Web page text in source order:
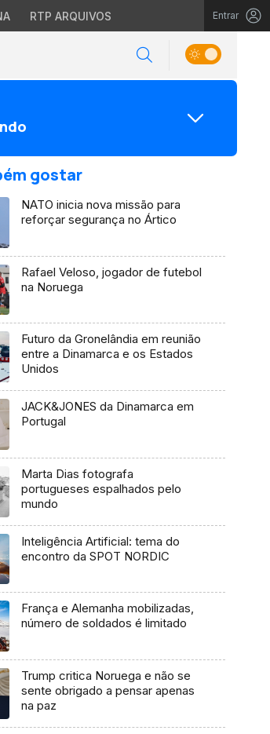
RTP ARQUIVOS Entrar
gostar
NATO inicia nova missão para
reforçar segurança no Ártico
Rafael Veloso, jogador de futebol
na Noruega
Futuro da Gronelândia em reunião
entre a Dinamarca e os Estados
Unidos
JACK&JONES da Dinamarca em
Portugal
Marta Dias fotografa
portugueses espalhados pelo
mundo
Inteligência Artificial: tema do
encontro da SPOT NORDIC
França e Alemanha mobilizadas,
número de soldados é limitado
Trump critica Noruega e não se
sente obrigado a pensar apenas
na paz